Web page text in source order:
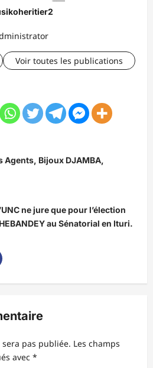
Voir toutes les publications
Agents, Bijoux DJAMBA,
ne jure que pour l’élection
au Sénatorial en Ituri.
pas publiée. Les champs
avec *